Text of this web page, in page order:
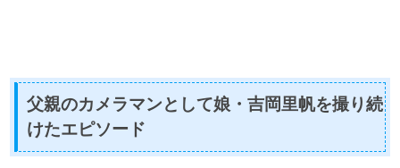
父親のカメラマンとして娘・吉岡里帆を撮り続
けたエピソード